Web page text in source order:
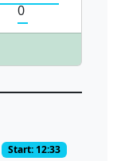
0
Start: 12:33